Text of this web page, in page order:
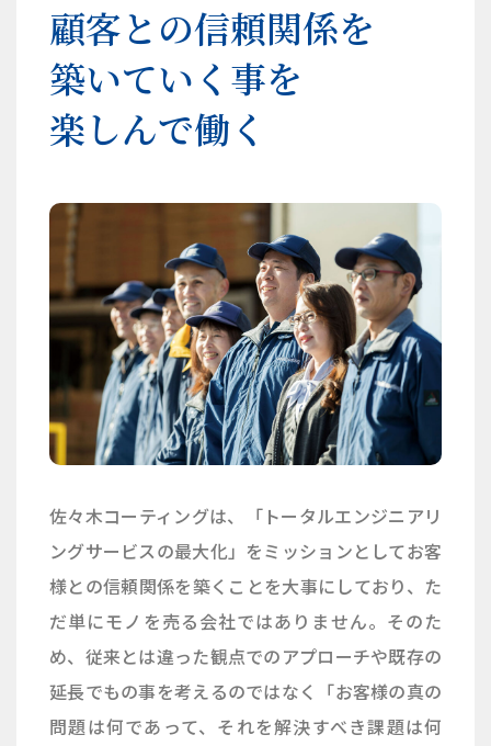
顧客との信頼関係を
築いていく事を
楽しんで働く
佐々木コーティングは、「トータルエンジニアリ
ングサービスの最大化」をミッションとしてお客
様との信頼関係を築くことを大事にしており、た
だ単にモノを売る会社ではありません。そのた
め、従来とは違った観点でのアプローチや既存の
延長でもの事を考えるのではなく「お客様の真の
問題は何であって、それを解決すべき課題は何